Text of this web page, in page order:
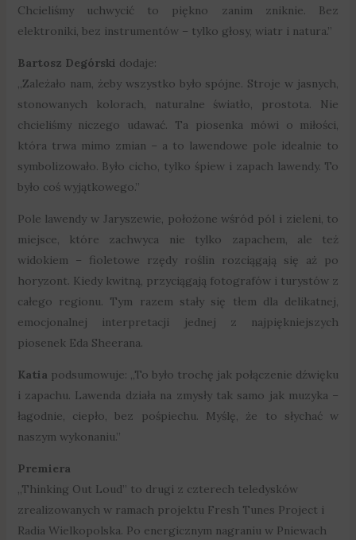
Chcieliśmy uchwycić to piękno zanim zniknie. Bez
elektroniki, bez instrumentów – tylko głosy, wiatr i natura.”
Bartosz Degórski dodaje:
„Zależało nam, żeby wszystko było spójne. Stroje w jasnych,
stonowanych kolorach, naturalne światło, prostota. Nie
chcieliśmy niczego udawać. Ta piosenka mówi o miłości,
która trwa mimo zmian – a to lawendowe pole idealnie to
symbolizowało. Było cicho, tylko śpiew i zapach lawendy. To
było coś wyjątkowego.”
Pole lawendy w Jaryszewie, położone wśród pól i zieleni, to
miejsce, które zachwyca nie tylko zapachem, ale też
widokiem – fioletowe rzędy roślin rozciągają się aż po
horyzont. Kiedy kwitną, przyciągają fotografów i turystów z
całego regionu. Tym razem stały się tłem dla delikatnej,
emocjonalnej interpretacji jednej z najpiękniejszych
piosenek Eda Sheerana.
Katia podsumowuje: „To było trochę jak połączenie dźwięku
i zapachu. Lawenda działa na zmysły tak samo jak muzyka –
łagodnie, ciepło, bez pośpiechu. Myślę, że to słychać w
naszym wykonaniu.”
Premiera
„Thinking Out Loud” to drugi z czterech teledysków
zrealizowanych w ramach projektu Fresh Tunes Project i
Radia Wielkopolska. Po energicznym nagraniu w Pniewach